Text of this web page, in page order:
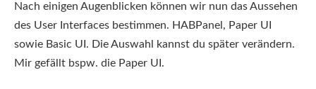
Nach einigen Augenblicken können wir nun das Aussehen
des User Interfaces bestimmen. HABPanel, Paper UI
sowie Basic UI. Die Auswahl kannst du später verändern.
Mir gefällt bspw. die Paper UI.